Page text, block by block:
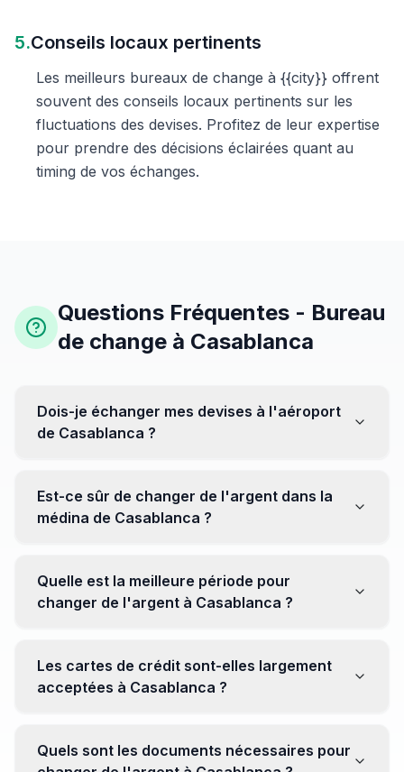
5.Conseils locaux pertinents
Les meilleurs bureaux de change à {{city}} offrent
souvent des conseils locaux pertinents sur les
fluctuations des devises. Profitez de leur expertise
pour prendre des décisions éclairées quant au
timing de vos échanges.
Questions Fréquentes - Bureau
de change à Casablanca
Dois-je échanger mes devises à l'aéroport
de Casablanca ?
être moins avantageux. Orientez-vous plutôt vers les
bureaux de change en ville pour obtenir de meilleurs
Est-ce sûr de changer de l'argent dans la
médina de Casablanca ?
établissements réputés pour éviter les surprises.
Quelle est la meilleure période pour
changer de l'argent à Casablanca ?
soyez attentif aux fluctuations pour maximiser la valeur
de vos devises.
Les cartes de crédit sont-elles largement
acceptées à Casablanca ?
Cependant, avoir un peu de monnaie locale peut être
Quels sont les documents nécessaires pour